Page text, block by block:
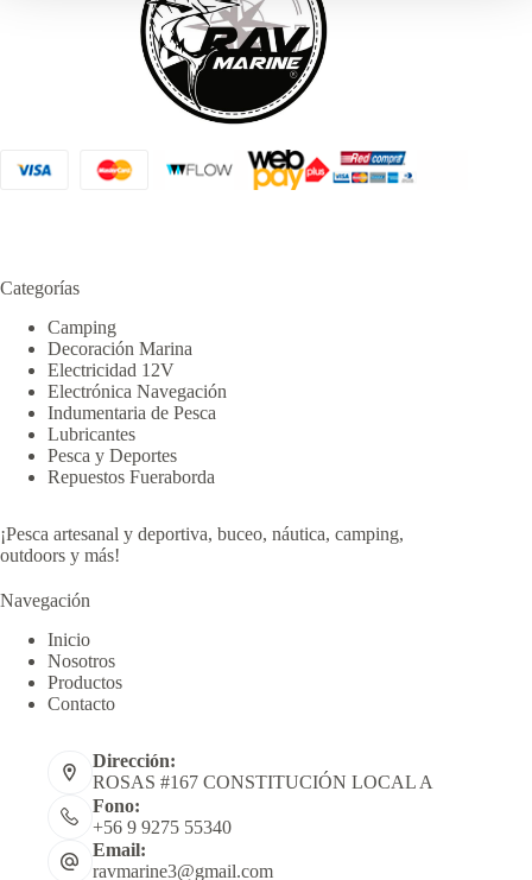
Categorías
Camping
Decoración Marina
Electricidad 12V
Electrónica Navegación
Indumentaria de Pesca
Lubricantes
Pesca y Deportes
Repuestos Fueraborda
¡Pesca artesanal y deportiva, buceo, náutica, camping,
outdoors y más!
Navegación
Inicio
Nosotros
Productos
Contacto
Dirección:
ROSAS #167 CONSTITUCIÓN LOCAL A
Fono:
+56 9 9275 55340
Email:
ravmarine3@gmail.com